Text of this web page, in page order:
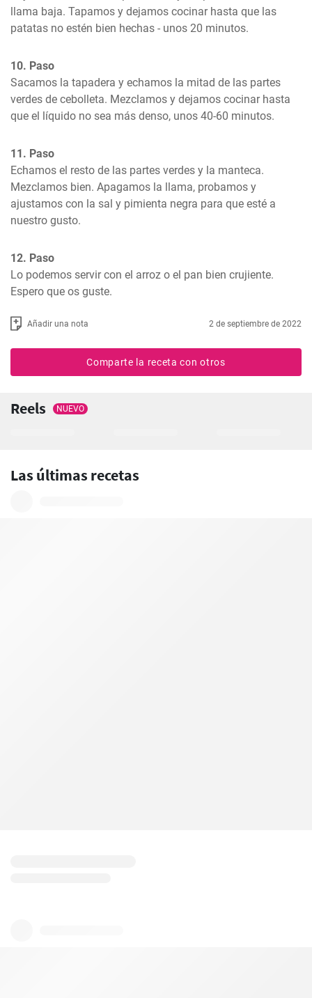
llama baja. Tapamos y dejamos cocinar hasta que las
patatas no estén bien hechas - unos 20 minutos.
10. Paso
Sacamos la tapadera y echamos la mitad de las partes
verdes de cebolleta. Mezclamos y dejamos cocinar hasta
que el líquido no sea más denso, unos 40-60 minutos.
11. Paso
Echamos el resto de las partes verdes y la manteca.
Mezclamos bien. Apagamos la llama, probamos y
ajustamos con la sal y pimienta negra para que esté a
nuestro gusto.
12. Paso
Lo podemos servir con el arroz o el pan bien crujiente.
Espero que os guste.
Añadir una nota 2 de septiembre de 2022
Comparte la receta con otros
Reels NUEVO
Las últimas recetas